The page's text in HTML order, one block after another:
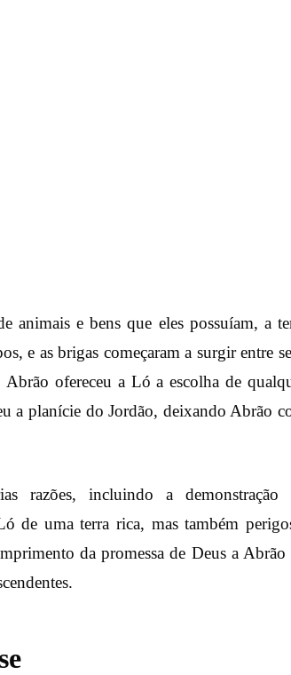
animais e bens que eles possuíam, a
e as brigas começaram a surgir entre
ofereceu a Ló a escolha de
a planície do Jordão, deixando Abrão
razões, incluindo a demonstração
de uma terra rica, mas também
da promessa de Deus a Abrão